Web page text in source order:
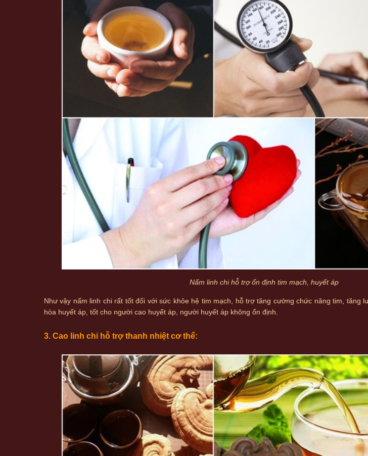
Nấm linh chi hỗ trợ ổn định tim mạch, huyết áp
Như vậy nấm linh chi rất tốt đối với sức khỏe hệ tim mạch, hỗ trợ tăng cường chức năng tim, tăng
hòa huyết áp, tốt cho người cao huyết áp, người huyết áp không ổn định.
3. Cao linh chi hỗ trợ thanh nhiệt cơ thể: